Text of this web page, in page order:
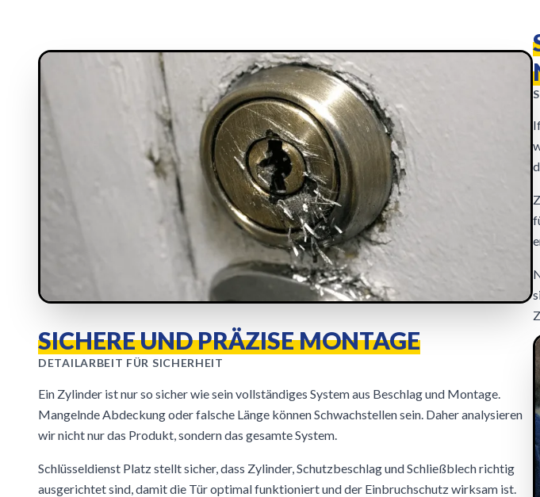
SICHERE UND PRÄZISE MONTAGE
DETAILARBEIT FÜR SICHERHEIT
Ein Zylinder ist nur so sicher wie sein vollständiges System aus Beschlag und Montage.
Mangelnde Abdeckung oder falsche Länge können Schwachstellen sein. Daher analysieren
wir nicht nur das Produkt, sondern das gesamte System.
Schlüsseldienst Platz stellt sicher, dass Zylinder, Schutzbeschlag und Schließblech richtig
ausgerichtet sind, damit die Tür optimal funktioniert und der Einbruchschutz wirksam ist.